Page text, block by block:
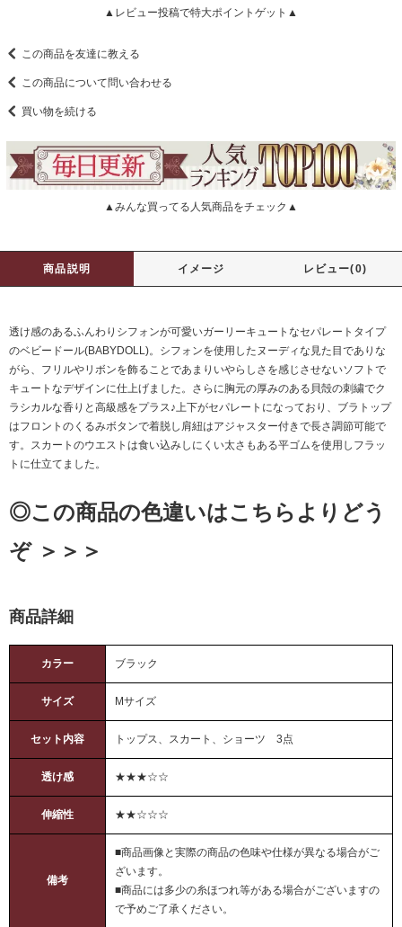
▲レビュー投稿で特大ポイントゲット▲
この商品を友達に教える
この商品について問い合わせる
買い物を続ける
▲みんな買ってる人気商品をチェック▲
商品説明 イメージ レビュー(0)
透け感のあるふんわりシフォンが可愛いガーリーキュートなセパレートタイプ
のベビードール(BABYDOLL)。シフォンを使用したヌーディな見た目でありな
がら、フリルやリボンを飾ることであまりいやらしさを感じさせないソフトで
キュートなデザインに仕上げました。さらに胸元の厚みのある貝殻の刺繍でク
ラシカルな香りと高級感をプラス♪上下がセパレートになっており、ブラトップ
はフロントのくるみボタンで着脱し肩紐はアジャスター付きで長さ調節可能で
す。スカートのウエストは食い込みしにくい太さもある平ゴムを使用しフラッ
トに仕立てました。
◎この商品の色違いはこちらよりどう
ぞ ＞＞＞
商品詳細
カラー ブラック
サイズ Mサイズ
セット内容 トップス、スカート、ショーツ 3点
透け感 ★★★☆☆
伸縮性 ★★☆☆☆
備考
■商品画像と実際の商品の色味や仕様が異なる場合がご
ざいます。
■商品には多少の糸ほつれ等がある場合がございますの
で予めご了承ください。